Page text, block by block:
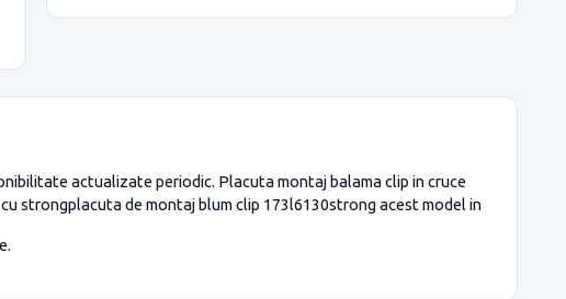
actualizate periodic. Placuta montaj balama clip in cruce
strongplacuta de montaj blum clip 173l6130strong acest model in